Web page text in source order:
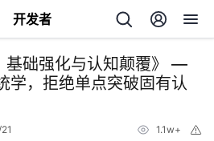
开发者
基础强化与认知颠覆》 —
学，拒绝单点突破固有认
1.1w+